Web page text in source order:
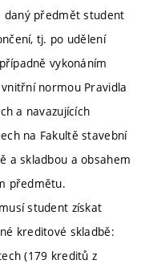
daný předmět student
tj. po udělení
vykonáním
vnitřní normou Pravidla
a navazujících
na Fakultě stavební
a skladbou a obsahem
předmětu.
student získat
kreditové skladbě:
(179 kreditů z